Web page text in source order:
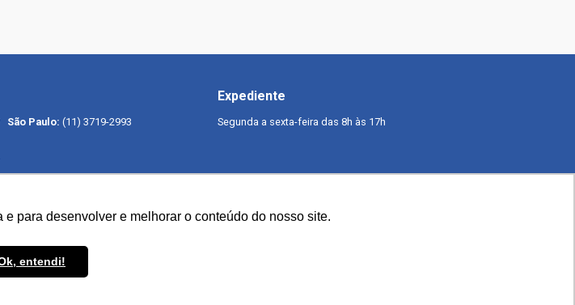
para desenvolver e melhorar o conteúdo do nosso site.
entendi!
São Paulo: (11) 3719-2993
Expediente
Segunda a sexta-feira das 8h às 17h